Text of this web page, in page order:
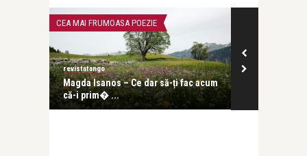
CEA MAI FRUMOASA POEZIE
revistatango
Magda Isanos – Ce dar să-ți fac acum
că-i prim� ...